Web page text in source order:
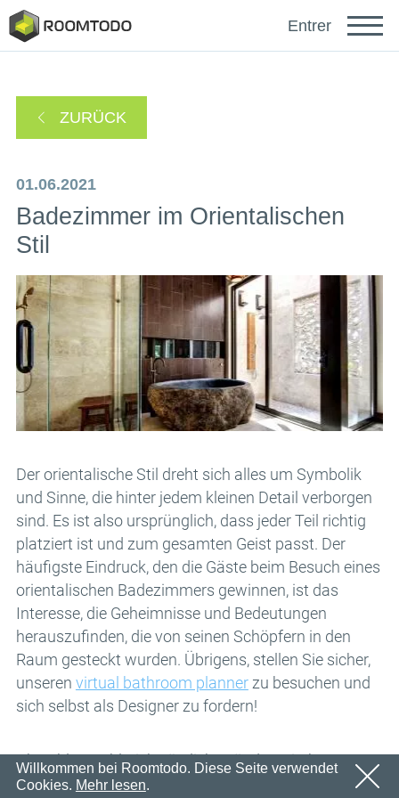
sich anmelden mit
oder
Email
Passwort
OK
Anmeldung Passwort erinnern
Danke für die Registrierung
Wir werden in Kürze eine E-Mail mit einem
aktivieren
OK
Ein Link zur Passwortwiederherstellung wurde an
Ihre E-Mail-Adresse gesendet.
OK
Entrer
ZURÜCK
01.06.2021
Badezimmer im Orientalischen
Stil
Der orientalische Stil dreht sich alles um Symbolik
und Sinne, die hinter jedem kleinen Detail verborgen
sind. Es ist also ursprünglich, dass jeder Teil richtig
platziert ist und zum gesamten Geist passt. Der
häufigste Eindruck, den die Gäste beim Besuch eines
orientalischen Badezimmers gewinnen, ist das
Interesse, die Geheimnisse und Bedeutungen
herauszufinden, die von seinen Schöpfern in den
Raum gesteckt wurden. Übrigens, stellen Sie sicher,
unseren virtual bathroom plannerzu besuchen und
sich selbst als Designer zu fordern!
Obwohl es zahlreiche östliche Länder mit Ihren
eigenen Kulturen und Merkmalen gibt, können Sie
Willkommen bei Roomtodo. Diese Seite verwendet
Cookies. Mehr lesen.